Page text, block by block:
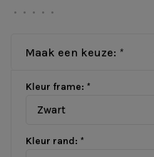
• • • • •
Maak een keuze: *
Kleur frame: *
Zwart
Kleur rand: *